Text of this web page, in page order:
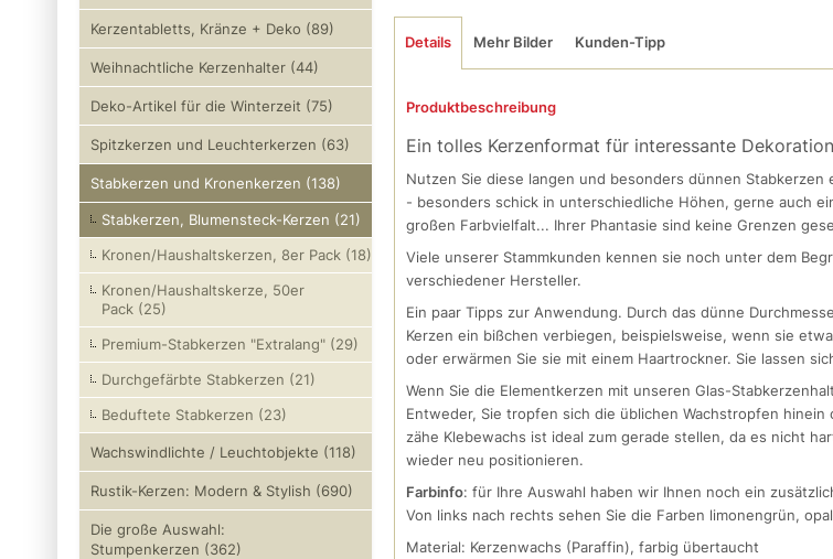
Details Mehr Bilder Kunden-Tipp
Produktbeschreibung
Ein tolles Kerzenformat für interessante
Nutzen Sie diese langen und besonders dünnen
- besonders schick in unterschiedliche Höhen, gerne auch
großen Farbvielfalt... Ihrer Phantasie sind keine Grenzen
Viele unserer Stammkunden kennen sie noch unter dem
verschiedener Hersteller.
Ein paar Tipps zur Anwendung. Durch das dünne
Kerzen ein bißchen verbiegen, beispielsweise, wenn sie
oder erwärmen Sie sie mit einem Haartrockner. Sie lassen
Wenn Sie die Elementkerzen mit unseren Glas-
Entweder, Sie tropfen sich die üblichen Wachstropfen
zähe Klebewachs ist ideal zum gerade stellen, da es nicht
wieder neu positionieren.
Farbinfo: für Ihre Auswahl haben wir Ihnen noch ein
Von links nach rechts sehen Sie die Farben limonengrün,
Material: Kerzenwachs (Paraffin), farbig übertaucht
Kerzentabletts, Kränze + Deko (89)
Weihnachtliche Kerzenhalter (44)
Deko-Artikel für die Winterzeit (75)
Spitzkerzen und Leuchterkerzen (63)
Stabkerzen und Kronenkerzen (138)
Stabkerzen, Blumensteck-Kerzen (21)
Kronen/Haushaltskerzen, 8er Pack (18)
Kronen/Haushaltskerze, 50er
Pack (25)
Premium-Stabkerzen "Extralang" (29)
Durchgefärbte Stabkerzen (21)
Beduftete Stabkerzen (23)
Wachswindlichte / Leuchtobjekte (118)
Rustik-Kerzen: Modern & Stylish (690)
Die große Auswahl:
Stumpenkerzen (362)